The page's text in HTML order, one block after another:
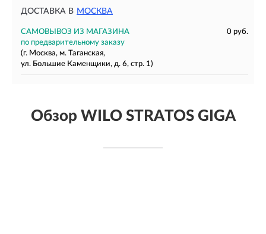
ДОСТАВКА В МОСКВА
САМОВЫВОЗ ИЗ МАГАЗИНА
0 руб.
по предварительному заказу
(г. Москва, м. Таганская,
ул. Большие Каменщики, д. 6, стр. 1)
Обзор WILO STRATOS GIGA